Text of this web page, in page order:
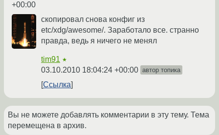
+00:00
скопировал снова конфиг из
etc/xdg/awesome/. Заработало все. странно
правда, ведь я ничего не менял
tim91 ★
03.10.2010 18:04:24 +00:00 автор топика
Ссылка
Вы не можете добавлять комментарии в эту тему. Тема
перемещена в архив.